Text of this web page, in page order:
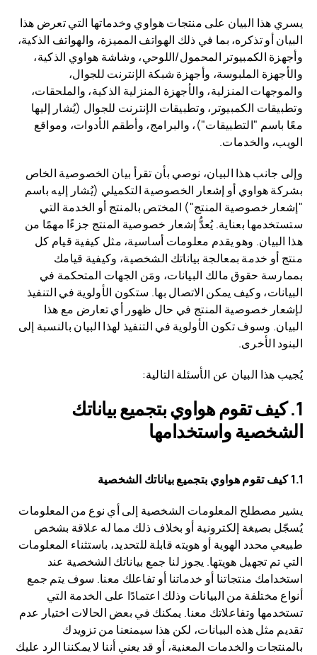
يسري هذا البيان على منتجات هواوي وخدماتها التي تعرض هذا
البيان أو تذكره، بما في ذلك الهواتف المميزة، والهواتف الذكية،
وأجهزة الكمبيوتر المحمول/اللوحي، وشاشة هواوي الذكية،
والأجهزة الملبوسة، وأجهزة شبكة الإنترنت للجوال،
والموجهات المنزلية، والأجهزة المنزلية الذكية، والملحقات،
وتطبيقات الكمبيوتر، وتطبيقات الإنترنت للجوال (يُشار إليها
معًا باسم "التطبيقات")، والبرامج، وأطقم الأدوات، ومواقع
الويب، والخدمات.
وإلى جانب هذا البيان، نوصي بأن تقرأ بيان الخصوصية الخاص
بشركة هواوي أو إشعار الخصوصية التكميلي (يُشار إليه باسم
"إشعار خصوصية المنتج") المختص بالمنتج أو الخدمة التي
ستستخدمها بعناية. يُعدُّ إشعار خصوصية المنتج جزءًا مهمًا من
هذا البيان. وهو يقدم معلومات أساسية، مثل كيفية قيام كل
منتج أو خدمة بمعالجة بياناتك الشخصية، وكيفية قيامك
بممارسة حقوق مالك البيانات، ومَن الجهات المتحكمة في
البيانات، وكيف يمكن الاتصال بها. ستكون الأولوية في التنفيذ
لإشعار خصوصية المنتج في حال ظهور أي تعارض مع هذا
البيان. وسوف تكون الأولوية في التنفيذ لهذا البيان بالنسبة إلى
البنود الأخرى.
يُجيب هذا البيان عن الأسئلة التالية:
كيف تقوم هواوي بتجميع بياناتك
الشخصية واستخدامها
1.1 كيف تقوم هواوي بتجميع بياناتك الشخصية
يشير مصطلح المعلومات الشخصية إلى أي نوع من المعلومات
يُسجّل بصيغة إلكترونية أو بخلاف ذلك مما له علاقة بشخص
طبيعي محدد الهوية أو هويته قابلة للتحديد، باستثناء المعلومات
التي تم تجهيل هويتها. يجوز لنا جمع بياناتك الشخصية عند
استخدامك منتجاتنا أو خدماتنا أو تفاعلك معنا. سوف يتم جمع
أنواع مختلفة من البيانات وذلك اعتمادًا على الخدمة التي
تستخدمها وتفاعلاتك معنا. يمكنك في بعض الحالات اختيار عدم
تقديم مثل هذه البيانات، لكن هذا سيمنعنا من تزويدك
بالمنتجات والخدمات المعنية، أو قد يعني أننا لا يمكننا الرد عليك